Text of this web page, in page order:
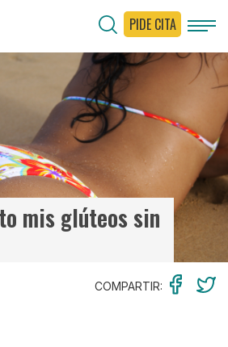
PIDE CITA
mis glúteos sin
COMPARTIR: